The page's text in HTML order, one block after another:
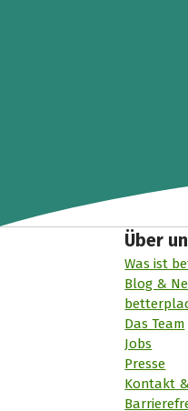
Über
Was ist
Blog &
Das Team
Jobs
Presse
Kontakt